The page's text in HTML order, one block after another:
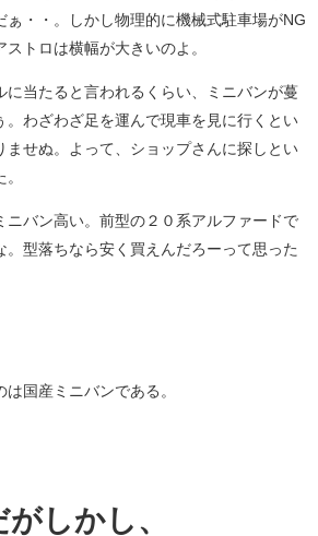
ぁ・・。しかし物理的に機械式駐車場がNG
トロは横幅が大きいのよ。
に当たると言われるくらい、ミニバンが蔓
。わざわざ足を運んで現車を見に行くとい
ませぬ。よって、ショップさんに探しとい
ニバン高い。前型の２０系アルファードで
。型落ちなら安く買えんだろーって思った
国産ミニバンである。
がしかし、